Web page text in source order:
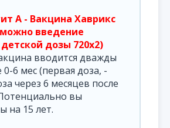
А - Вакцина Хаврикс
введение
дозы 720х2)
вводится дважды
0-6 мес (первая доза, -
через 6 месяцев после
вы
на 15 лет.